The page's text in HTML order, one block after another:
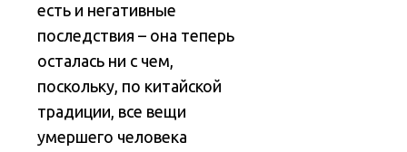
есть и негативные
последствия – она теперь
осталась ни с чем,
поскольку, по китайской
традиции, все вещи
умершего человека